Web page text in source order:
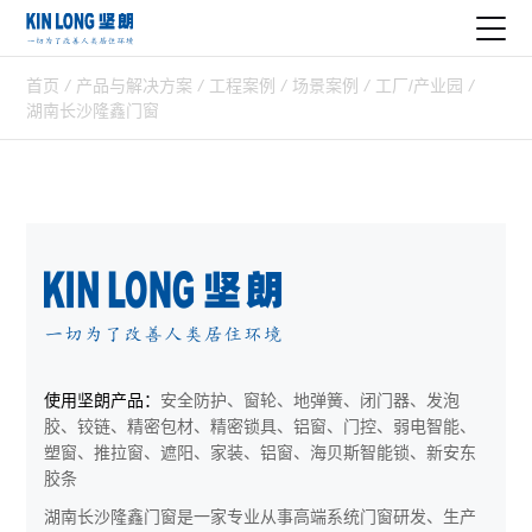
首页 / 产品与解决方案 / 工程案例 / 场景案例 / 工厂/产业园 /
湖南长沙隆鑫门窗
使用坚朗产品： 安全防护、窗轮、地弹簧、闭门器、发泡
胶、铰链、精密包材、精密锁具、铝窗、门控、弱电智能、
塑窗、推拉窗、遮阳、家装、铝窗、海贝斯智能锁、新安东
胶条
湖南长沙隆鑫门窗是一家专业从事高端系统门窗研发、生产